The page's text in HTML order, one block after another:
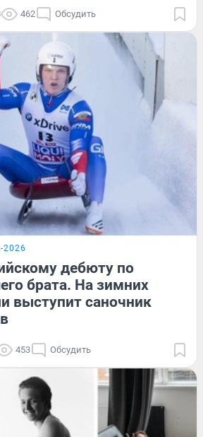
462 Обсудить
дебюту по
брата. На зимних
выступит саночник
453 Обсудить